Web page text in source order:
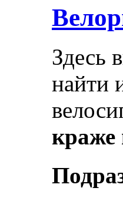
Здесь
найти
краже